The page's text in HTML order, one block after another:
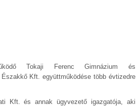
Tokaji Ferenc Gimnázium és
Kft. együttműködése több évtizedre
Kft. és annak ügyvezető igazgatója, aki